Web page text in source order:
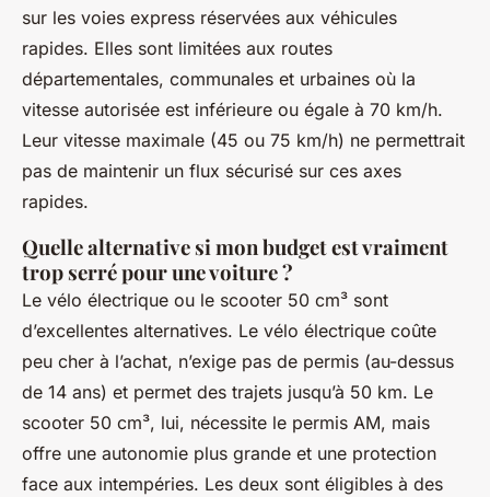
sur les voies express réservées aux véhicules
rapides. Elles sont limitées aux routes
départementales, communales et urbaines où la
vitesse autorisée est inférieure ou égale à 70 km/h.
Leur vitesse maximale (45 ou 75 km/h) ne permettrait
pas de maintenir un flux sécurisé sur ces axes
rapides.
Quelle alternative si mon budget est vraiment
trop serré pour une voiture ?
Le vélo électrique ou le scooter 50 cm³ sont
d’excellentes alternatives. Le vélo électrique coûte
peu cher à l’achat, n’exige pas de permis (au-dessus
de 14 ans) et permet des trajets jusqu’à 50 km. Le
scooter 50 cm³, lui, nécessite le permis AM, mais
offre une autonomie plus grande et une protection
face aux intempéries. Les deux sont éligibles à des